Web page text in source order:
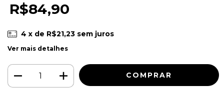
R$84,90
4 x de R$21,23 sem juros
Ver mais detalhes